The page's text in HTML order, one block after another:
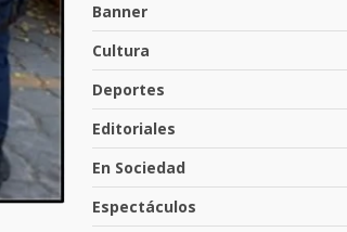
Banner
Cultura
Deportes
Editoriales
En Sociedad
Espectáculos
3
4
José Antonio